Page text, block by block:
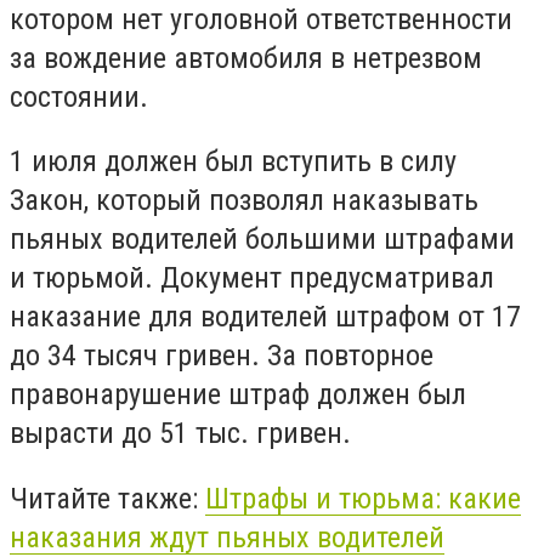
котором нет уголовной ответственности
за вождение автомобиля в нетрезвом
состоянии.
1 июля должен был вступить в силу
Закон, который позволял наказывать
пьяных водителей большими штрафами
и тюрьмой. Документ предусматривал
наказание для водителей штрафом от 17
до 34 тысяч гривен. За повторное
правонарушение штраф должен был
вырасти до 51 тыс. гривен.
Читайте также: Штрафы и тюрьма: какие
наказания ждут пьяных водителей